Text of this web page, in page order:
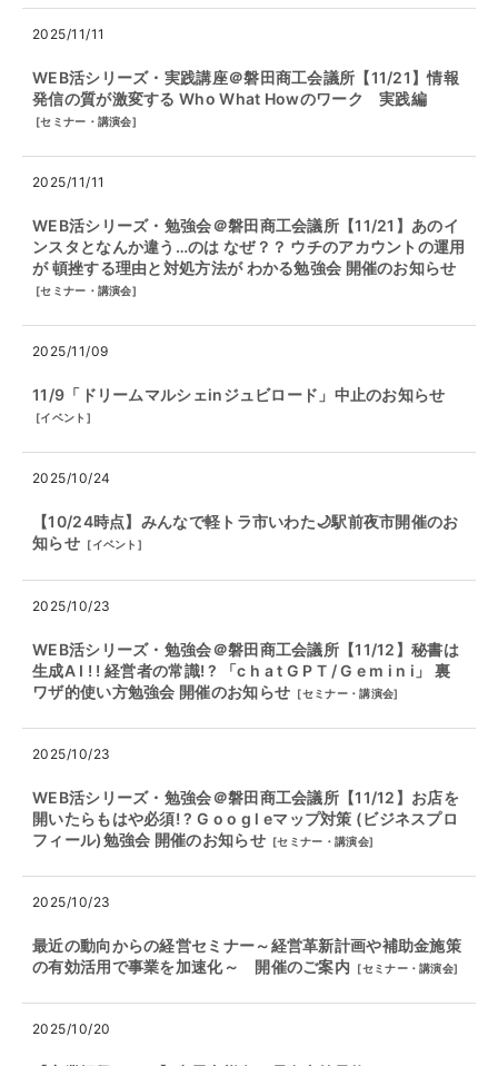
2025/11/11
WEB活シリーズ・実践講座＠磐田商工会議所【11/21】情報
発信の質が激変する Who What Howのワーク 実践編
[セミナー・講演会]
2025/11/11
WEB活シリーズ・勉強会＠磐田商工会議所【11/21】あのイ
ンスタとなんか違う…のは なぜ？？ ウチのアカウントの運用
が 頓挫する理由と対処方法が わかる勉強会 開催のお知らせ
[セミナー・講演会]
2025/11/09
11/9「ドリームマルシェinジュビロード」中止のお知らせ
[イベント ]
2025/10/24
【10/24時点】みんなで軽トラ市いわた🌙駅前夜市開催のお
知らせ [イベント ]
2025/10/23
WEB活シリーズ・勉強会＠磐田商工会議所【11/12】秘書は
生成A I ! ! 経営者の常識! ? 「c h a t G P T / G e m i n i」 裏
ワザ的使い方勉強会 開催のお知らせ [セミナー・講演会]
2025/10/23
WEB活シリーズ・勉強会＠磐田商工会議所【11/12】お店を
開いたらもはや必須! ? G o o g l eマップ対策 (ビジネスプロ
フィール)勉強会 開催のお知らせ [セミナー・講演会]
2025/10/23
最近の動向からの経営セミナー～経営革新計画や補助金施策
の有効活用で事業を加速化～ 開催のご案内 [セミナー・講演会]
2025/10/20